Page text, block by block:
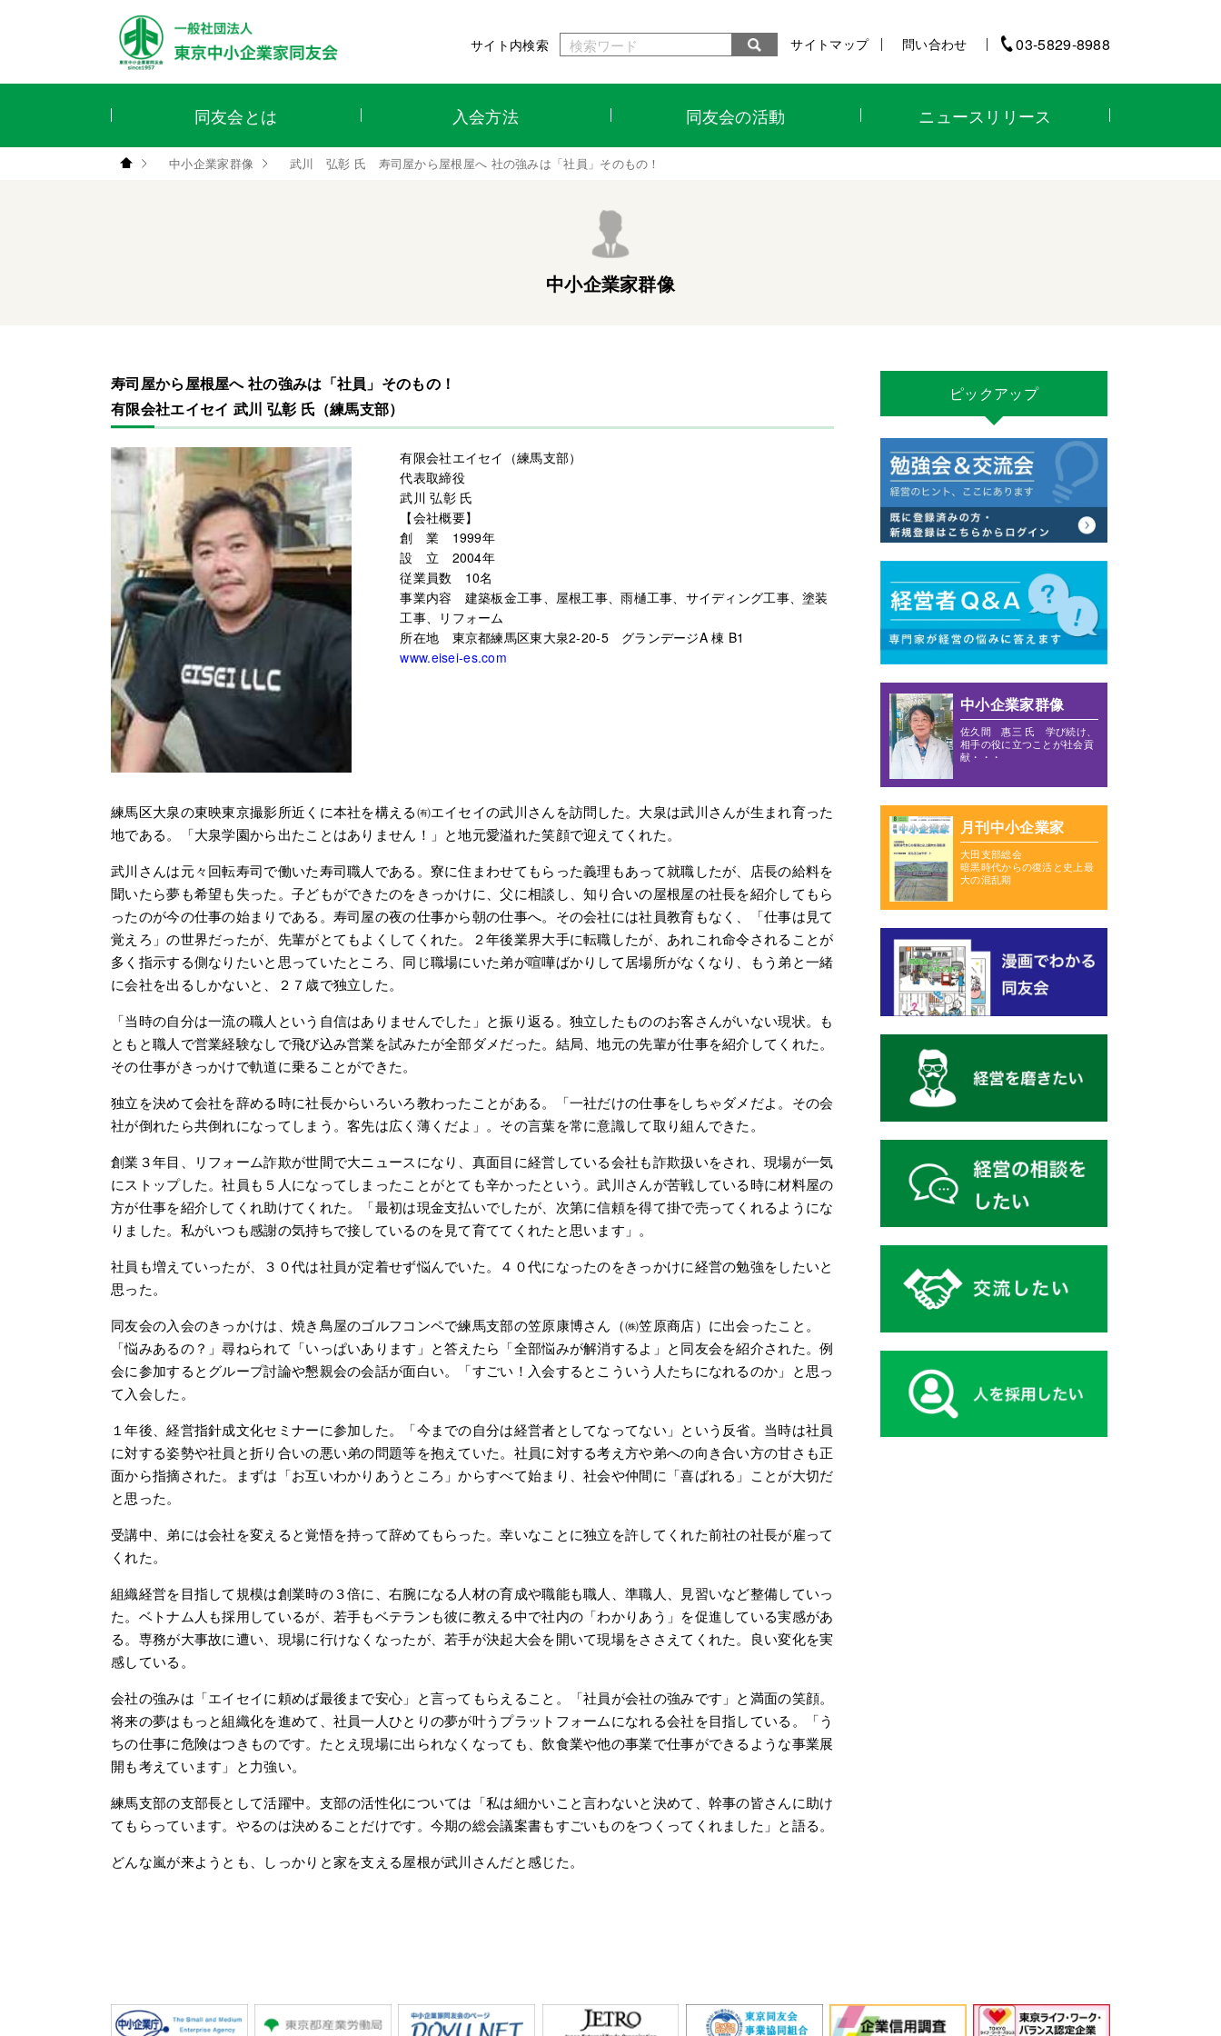
サイト内検索 サイトマップ 問い合わせ 03-5829-8988
同友会とは 入会方法 同友会の活動 ニュースリリース
中小企業家群像 武川 弘彰 氏 寿司屋から屋根屋へ 社の強みは「社員」そのもの！
中小企業家群像
寿司屋から屋根屋へ 社の強みは「社員」そのもの！
有限会社エイセイ 武川 弘彰 氏（練馬支部）
有限会社エイセイ（練馬支部）
代表取締役
武川 弘彰 氏
【会社概要】
創 業 1999年
設 立 2004年
従業員数 10名
事業内容 建築板金工事、屋根工事、雨樋工事、サイディング工事、塗装
工事、リフォーム
所在地 東京都練馬区東大泉2-20-5 グランデージA 棟 B1
www.eisei-es.com
練馬区大泉の東映東京撮影所近くに本社を構える㈲エイセイの武川さんを訪問した。大泉は武川さんが生まれ育った
地である。「大泉学園から出たことはありません！」と地元愛溢れた笑顔で迎えてくれた。
武川さんは元々回転寿司で働いた寿司職人である。寮に住まわせてもらった義理もあって就職したが、店長の給料を
聞いたら夢も希望も失った。子どもができたのをきっかけに、父に相談し、知り合いの屋根屋の社長を紹介してもら
ったのが今の仕事の始まりである。寿司屋の夜の仕事から朝の仕事へ。その会社には社員教育もなく、「仕事は見て
覚えろ」の世界だったが、先輩がとてもよくしてくれた。２年後業界大手に転職したが、あれこれ命令されることが
多く指示する側なりたいと思っていたところ、同じ職場にいた弟が喧嘩ばかりして居場所がなくなり、もう弟と一緒
に会社を出るしかないと、２７歳で独立した。
「当時の自分は一流の職人という自信はありませんでした」と振り返る。独立したもののお客さんがいない現状。も
ともと職人で営業経験なしで飛び込み営業を試みたが全部ダメだった。結局、地元の先輩が仕事を紹介してくれた。
その仕事がきっかけで軌道に乗ることができた。
独立を決めて会社を辞める時に社長からいろいろ教わったことがある。「一社だけの仕事をしちゃダメだよ。その会
社が倒れたら共倒れになってしまう。客先は広く薄くだよ」。その言葉を常に意識して取り組んできた。
創業３年目、リフォーム詐欺が世間で大ニュースになり、真面目に経営している会社も詐欺扱いをされ、現場が一気
にストップした。社員も５人になってしまったことがとても辛かったという。武川さんが苦戦している時に材料屋の
方が仕事を紹介してくれ助けてくれた。「最初は現金支払いでしたが、次第に信頼を得て掛で売ってくれるようにな
りました。私がいつも感謝の気持ちで接しているのを見て育ててくれたと思います」。
社員も増えていったが、３０代は社員が定着せず悩んでいた。４０代になったのをきっかけに経営の勉強をしたいと
思った。
同友会の入会のきっかけは、焼き鳥屋のゴルフコンペで練馬支部の笠原康博さん（㈱笠原商店）に出会ったこと。
「悩みあるの？」尋ねられて「いっぱいあります」と答えたら「全部悩みが解消するよ」と同友会を紹介された。例
会に参加するとグループ討論や懇親会の会話が面白い。「すごい！入会するとこういう人たちになれるのか」と思っ
て入会した。
１年後、経営指針成文化セミナーに参加した。「今までの自分は経営者としてなってない」という反省。当時は社員
に対する姿勢や社員と折り合いの悪い弟の問題等を抱えていた。社員に対する考え方や弟への向き合い方の甘さも正
面から指摘された。まずは「お互いわかりあうところ」からすべて始まり、社会や仲間に「喜ばれる」ことが大切だ
と思った。
受講中、弟には会社を変えると覚悟を持って辞めてもらった。幸いなことに独立を許してくれた前社の社長が雇って
くれた。
組織経営を目指して規模は創業時の３倍に、右腕になる人材の育成や職能も職人、準職人、見習いなど整備していっ
た。ベトナム人も採用しているが、若手もベテランも彼に教える中で社内の「わかりあう」を促進している実感があ
る。専務が大事故に遭い、現場に行けなくなったが、若手が決起大会を開いて現場をささえてくれた。良い変化を実
感している。
会社の強みは「エイセイに頼めば最後まで安心」と言ってもらえること。「社員が会社の強みです」と満面の笑顔。
将来の夢はもっと組織化を進めて、社員一人ひとりの夢が叶うプラットフォームになれる会社を目指している。「う
ちの仕事に危険はつきものです。たとえ現場に出られなくなっても、飲食業や他の事業で仕事ができるような事業展
開も考えています」と力強い。
練馬支部の支部長として活躍中。支部の活性化については「私は細かいこと言わないと決めて、幹事の皆さんに助け
てもらっています。やるのは決めることだけです。今期の総会議案書もすごいものをつくってくれました」と語る。
どんな嵐が来ようとも、しっかりと家を支える屋根が武川さんだと感じた。
ピックアップ
中小企業家群像
佐久間 惠三 氏 学び続け、
相手の役に立つことが社会貢
献・・・
月刊中小企業家
大田支部総会
暗黒時代からの復活と史上最
大の混乱期